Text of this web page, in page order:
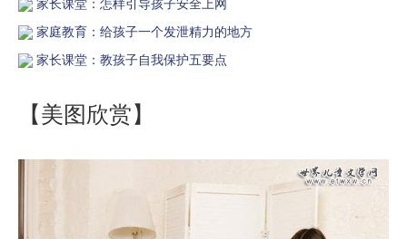
家庭教育：给孩子一个发泄精力的地方
家长课堂：教孩子自我保护五要点
【美图欣赏】